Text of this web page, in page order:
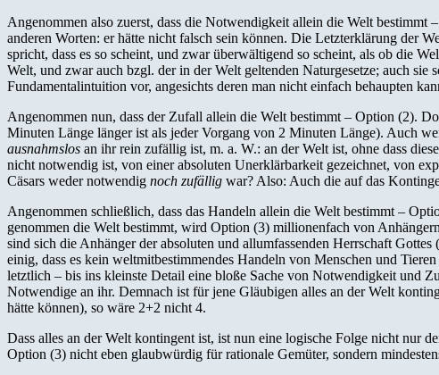
Angenommen also zuerst, dass die Notwendigkeit allein die Welt
anderen Worten: er hätte nicht falsch sein können. Die Letzterklärung der
spricht, dass es so scheint, und zwar überwältigend so scheint, als ob die
Welt, und zwar auch bzgl. der in der Welt geltenden Naturgesetze; auch
Fundamentalintuition vor, angesichts deren man nicht einfach behaupten
Angenommen nun, dass der Zufall allein die Welt bestimmt – Option (2).
Minuten Länge länger ist als jeder Vorgang von 2 Minuten Länge). Auch
ausnahmslos an ihr rein zufällig ist, m. a. W.: an der Welt ist, ohne dass
nicht notwendig ist, von einer absoluten Unerklärbarkeit gezeichnet, von
Cäsars weder notwendig noch zufällig war? Also: Auch die auf das
Angenommen schließlich, dass das Handeln allein die Welt bestimmt –
genommen die Welt bestimmt, wird Option (3) millionenfach von
sind sich die Anhänger der absoluten und allumfassenden Herrschaft
einig, dass es kein weltmitbestimmendes Handeln von Menschen und
letztlich – bis ins kleinste Detail eine bloße Sache von Notwendigkeit und
Notwendige an ihr. Demnach ist für jene Gläubigen alles an der Welt
hätte können), so wäre 2+2 nicht 4.
Dass alles an der Welt kontingent ist, ist nun eine logische Folge nicht nur
Option (3) nicht eben glaubwürdig für rationale Gemüter, sondern